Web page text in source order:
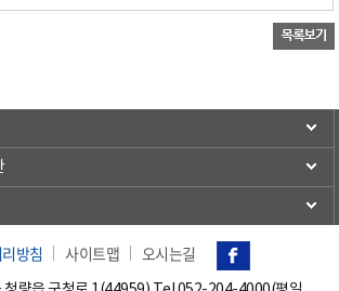
방침 사이트맵 오시는길